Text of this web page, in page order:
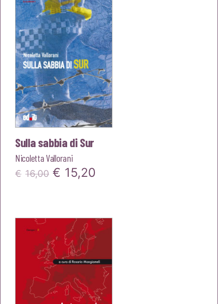
€20,00.€19,00.
Sulla sabbia di Sur
Nicoletta Vallorani
€ 16,00 Il
era:
€16,00.
€ 15,20
è: